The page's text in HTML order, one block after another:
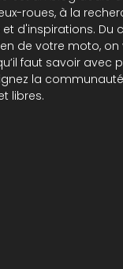
roues, à la
d'inspirations. Du
de votre moto, on
faut savoir avec
la
libres.